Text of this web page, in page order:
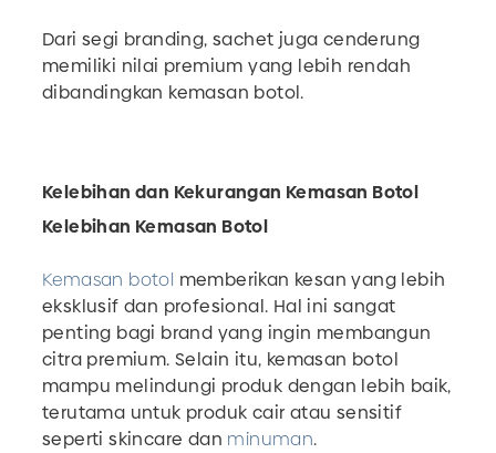
Dari segi branding, sachet juga cenderung
memiliki nilai premium yang lebih rendah
dibandingkan kemasan botol.
Kelebihan dan Kekurangan Kemasan Botol
Kelebihan Kemasan Botol
Kemasan botol memberikan kesan yang lebih
eksklusif dan profesional. Hal ini sangat
penting bagi brand yang ingin membangun
citra premium. Selain itu, kemasan botol
mampu melindungi produk dengan lebih baik,
terutama untuk produk cair atau sensitif
seperti skincare dan minuman.